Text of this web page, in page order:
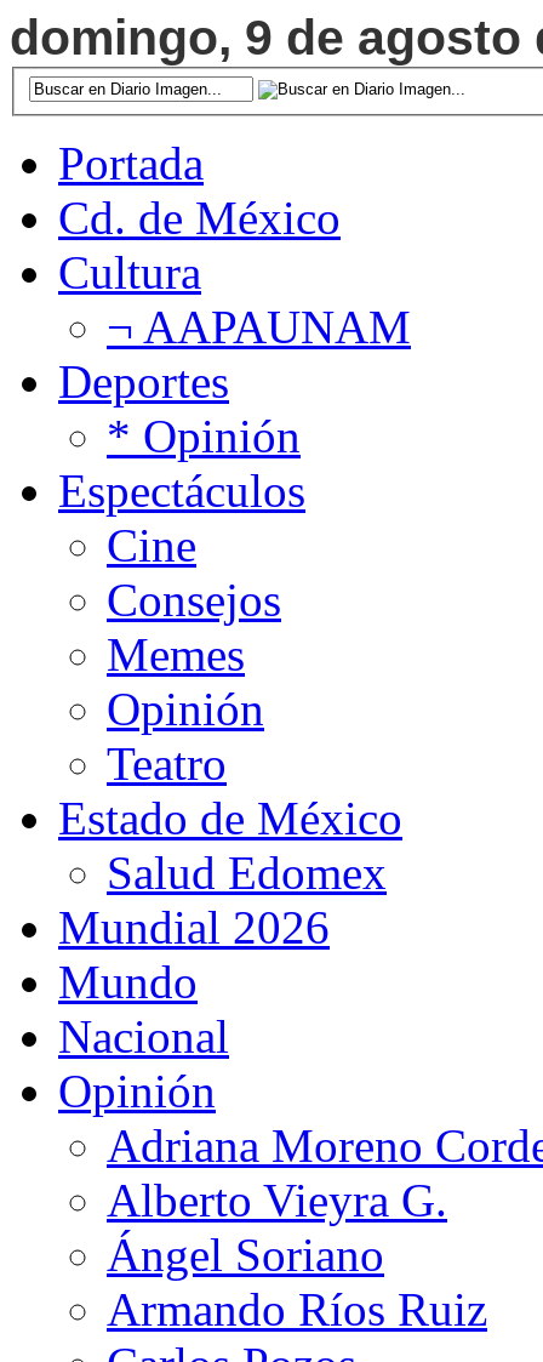
domingo, 9 de agosto
Portada
Cd. de México
Cultura
¬ AAPAUNAM
Deportes
* Opinión
Espectáculos
Cine
Consejos
Memes
Opinión
Teatro
Estado de México
Salud Edomex
Mundial 2026
Mundo
Nacional
Opinión
Adriana Moreno
Alberto Vieyra G.
Ángel Soriano
Armando Ríos Ruiz